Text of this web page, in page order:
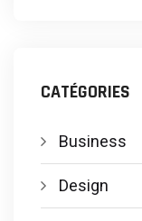
CATÉGORIES
Business
Design